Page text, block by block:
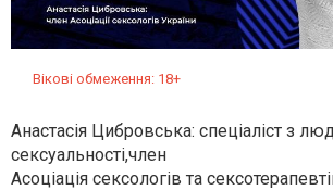
Вікові обмеження: 18+
Анастасія Цибровська: спеціаліст з
сексуальності,член
Асоціація сексологів та